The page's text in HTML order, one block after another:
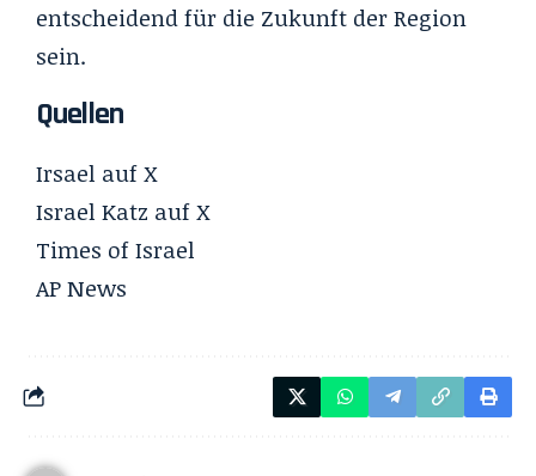
entscheidend für die Zukunft der Region
sein.
Quellen
Irsael auf X
Israel Katz auf X
Times of Israel
AP News